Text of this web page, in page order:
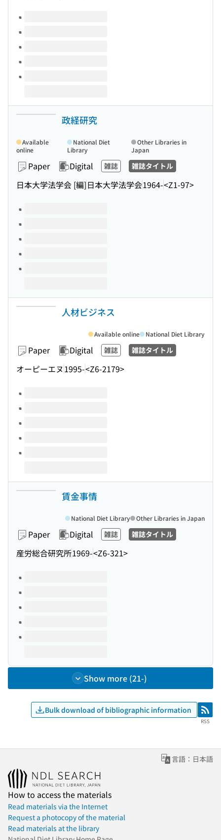
Volumes of this title
政経研究
Paper Digital 雑誌 雑誌タイトル
日本大学法学会 [編]日本大学法学会1964-<Z1-97>
Available
online
National Diet
Library
Other Libraries in
Japan
Volumes of this title
人材ビジネス
Paper Digital 雑誌 雑誌タイトル
オーピーエヌ 1995-<Z6-2179>
Available online National Diet Library
Volumes of this title
賃金事情
Paper Digital 雑誌 雑誌タイトル
産労総合研究所1969-<Z6-321>
National Diet Library Other Libraries in Japan
Volumes of this title
Show more (21-)
Bulk download of bibliographic information RSS
RSS
言語：日本語
How to access the materials
Read materials via the Internet
Request a photocopy of the material
Read materials at the library